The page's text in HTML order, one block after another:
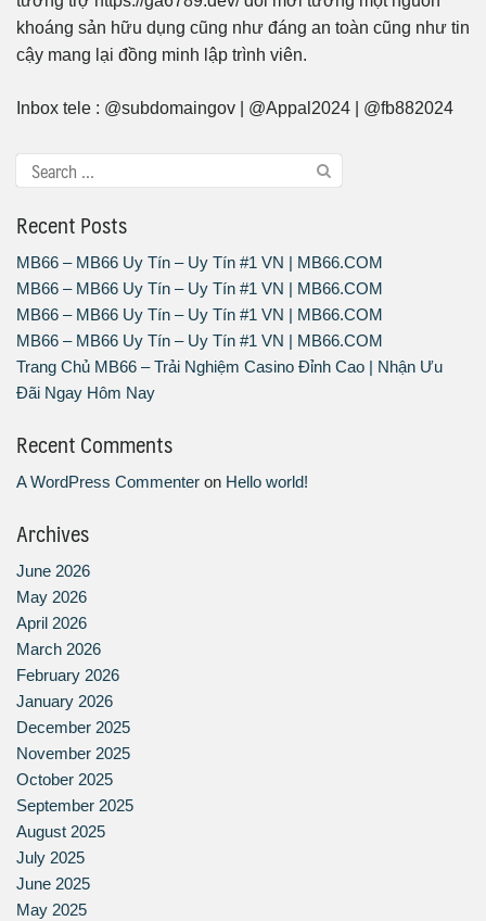
khoáng sản hữu dụng cũng như đáng an toàn cũng như tin
cậy mang lại đồng minh lập trình viên.
Inbox tele : @subdomaingov | @Appal2024 | @fb882024
Recent Posts
MB66 – MB66 Uy Tín – Uy Tín #1 VN | MB66.COM
MB66 – MB66 Uy Tín – Uy Tín #1 VN | MB66.COM
MB66 – MB66 Uy Tín – Uy Tín #1 VN | MB66.COM
MB66 – MB66 Uy Tín – Uy Tín #1 VN | MB66.COM
Trang Chủ MB66 – Trải Nghiệm Casino Đỉnh Cao | Nhận Ưu
Đãi Ngay Hôm Nay
Recent Comments
A WordPress Commenter on Hello world!
Archives
June 2026
May 2026
April 2026
March 2026
February 2026
January 2026
December 2025
November 2025
October 2025
September 2025
August 2025
July 2025
June 2025
May 2025